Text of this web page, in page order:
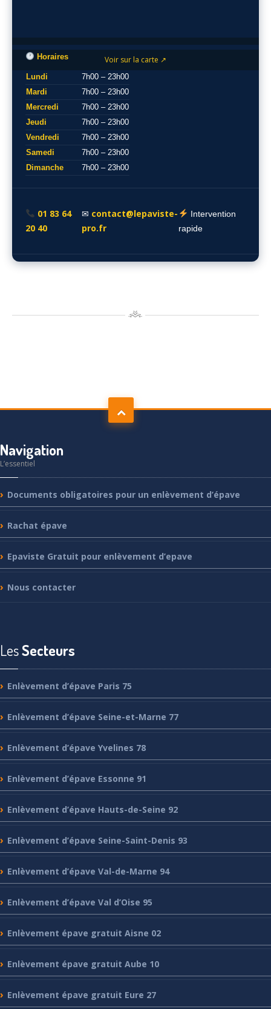
Voir sur la carte ↗
Horaires
Lundi
7h00 – 23h00
Mardi
7h00 – 23h00
Mercredi
7h00 – 23h00
Jeudi
7h00 – 23h00
Vendredi
7h00 – 23h00
Samedi
7h00 – 23h00
Dimanche
7h00 – 23h00
01 83 64
20 40
✉ contact@lepaviste-
pro.fr
Intervention
rapide
Navigation
L’essentiel
Documents obligatoires pour un enlèvement d’épave
Rachat épave
Epaviste Gratuit pour enlèvement d’epave
Nous contacter
LesSecteurs
Enlèvement d’épave Paris 75
Enlèvement d’épave Seine-et-Marne 77
Enlèvement d’épave Yvelines 78
Enlèvement d’épave Essonne 91
Enlèvement d’épave Hauts-de-Seine 92
Enlèvement d’épave Seine-Saint-Denis 93
Enlèvement d’épave Val-de-Marne 94
Enlèvement d’épave Val d’Oise 95
Enlèvement épave gratuit Aisne 02
Enlèvement épave gratuit Aube 10
Enlèvement épave gratuit Eure 27